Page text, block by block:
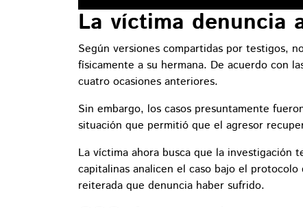
La víctima denuncia
Según versiones compartidas por testigos,
físicamente a su hermana. De acuerdo con
cuatro ocasiones anteriores.
Sin embargo, los casos presuntamente
situación que permitió que el agresor
La víctima ahora busca que la investigación
capitalinas analicen el caso bajo el
reiterada que denuncia haber sufrido.